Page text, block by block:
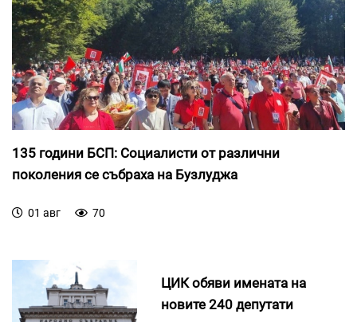
135 години БСП: Социалисти от различни
поколения се събраха на Бузлуджа
01 авг 70
ЦИК обяви имената на
новите 240 депутати